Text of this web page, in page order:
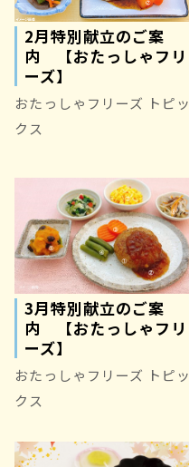
2月特別献立のご案
内 【おたっしゃフリ
ーズ】
おたっしゃフリーズ トピッ
クス
3月特別献立のご案
内 【おたっしゃフリ
ーズ】
おたっしゃフリーズ トピッ
クス